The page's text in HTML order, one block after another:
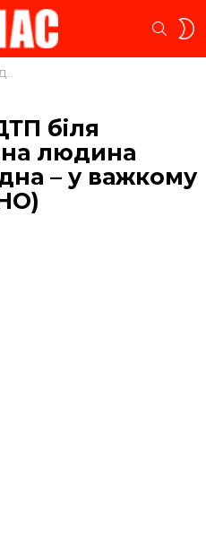
біля
людина
– у важкому